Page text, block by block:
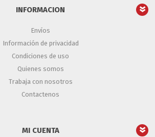
INFORMACION
Envíos
Información de privacidad
Condiciones de uso
Quienes somos
Trabaja con nosotros
Contactenos
MI CUENTA